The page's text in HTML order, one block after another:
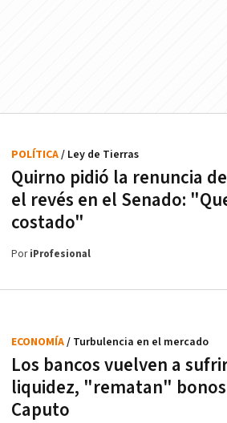
Quirno pidió la renuncia
el revés en el Senado:
costado"
POLÍTICA/ Ley de Tierras
PoriProfesional
Los bancos vuelven a
liquidez, "rematan"
Caputo
ECONOMÍA/ Turbulencia en el mercado